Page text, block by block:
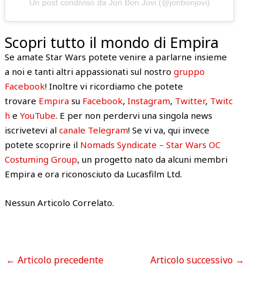
Un post condiviso da Jon Bon Jovi (@jonbonjovi)
Scopri tutto il mondo di Empira
Se amate Star Wars potete venire a parlarne insieme
a noi e tanti altri appassionati sul nostrogruppo
Facebook! Inoltre vi ricordiamo che potete
trovare Empira su Facebook,Instagram, Twitter, Twitc
h eYouTube. E per non perdervi una singola news
iscrivetevi alcanale Telegram! Se vi va, qui invece
potete scoprire il Nomads Syndicate – Star Wars OC
Costuming Group, un progetto nato da alcuni membri
Empira e ora riconosciuto da Lucasfilm Ltd.
Nessun Articolo Correlato.
← Articolo precedente Articolo successivo →